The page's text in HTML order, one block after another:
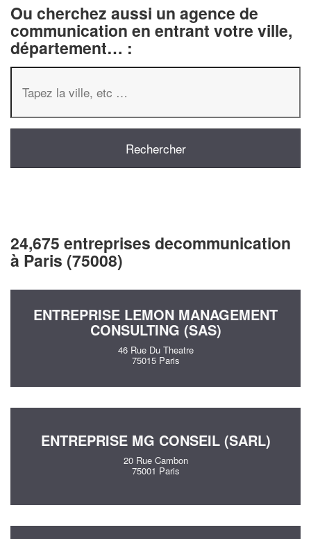
Ou cherchez aussi un agence de
communication en entrant votre ville,
département… :
24,675 entreprises decommunication
à Paris (75008)
ENTREPRISE LEMON MANAGEMENT
CONSULTING (SAS)
46 Rue Du Theatre
75015 Paris
ENTREPRISE MG CONSEIL (SARL)
20 Rue Cambon
75001 Paris